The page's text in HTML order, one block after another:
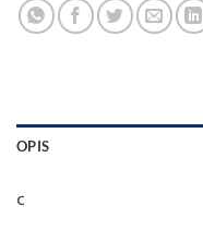
OPIS
c